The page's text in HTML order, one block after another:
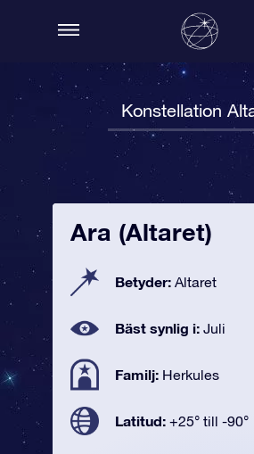
Konstellation
Ara (Altaret)
Betyder: Altaret
Bäst synlig i: Juli
Familj: Herkules
Latitud: +25° till -90°